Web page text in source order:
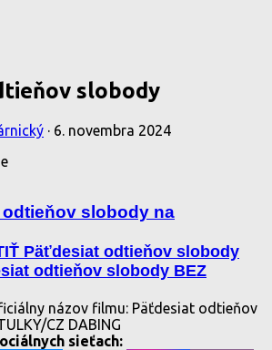
slobody
· 6. novembra 2024
slobody na
Päťdesiat odtieňov slobody
odtieňov slobody BEZ
názov filmu: Päťdesiat odtieňov
CZ DABING
sieťach: